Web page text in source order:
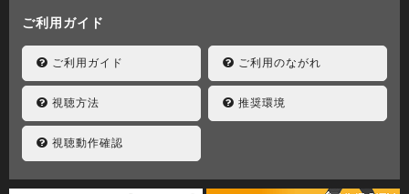
ご利用ガイド
ご利用ガイド ご利用のながれ
視聴方法 推奨環境
視聴動作確認